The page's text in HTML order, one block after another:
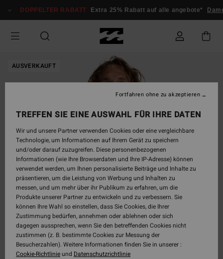
zur
springen
DOPPELTER RABATT Extra 25% Rabatt auf alle angebote* Damen
AUSVERKAUFT
TREFFEN SIE EINE AUSWAHL FÜR IHRE DATEN
Wir und unsere Partner verwenden Cookies oder eine vergleichbare
Technologie, um Informationen auf Ihrem Gerät zu speichern
und/oder darauf zuzugreifen. Diese personenbezogenen
Informationen (wie Ihre Browserdaten und Ihre IP-Adresse) können
verwendet werden, um Ihnen personalisierte Beiträge und Inhalte zu
präsentieren, um die Leistung von Werbung und Inhalten zu
messen, und um mehr über ihr Publikum zu erfahren, um die
Produkte unserer Partner zu entwickeln und zu verbessern. Sie
können Ihre Wahl so einstellen, dass Sie Cookies, die Ihrer
Zustimmung bedürfen, annehmen oder ablehnen oder sich
dagegen aussprechen, wenn Sie den betreffenden Cookies nicht
zustimmen (z. B. bestimmte Cookies zur Messung der
Besucherzahlen). Weitere Informationen finden Sie in unserer :
Cookie-Richtlinieund Datenschutzrichtlinie
Fortfahren ohne zu akzeptieren